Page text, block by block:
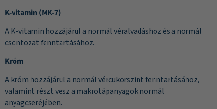
K-vitamin (MK-7)
A K-vitamin hozzájárul a normál véralvadáshoz és a normál
csontozat fenntartásához.
Króm
A króm hozzájárul a normál vércukorszint fenntartásához,
valamint részt vesz a makrotápanyagok normál
anyagcseréjében.